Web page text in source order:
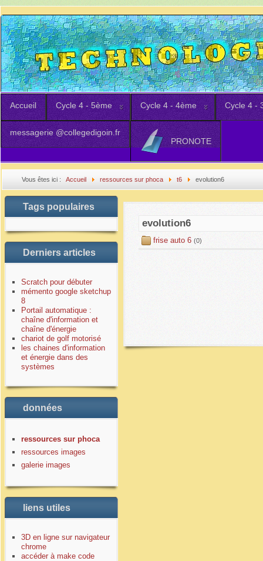
Accueil Cycle 4 - 5ème Cycle 4 - 4ème Cycle 4 -
messagerie @collegedigoin.fr
PRONOTE
Vous êtes ici : Accueil ressources sur phoca t6 evolution6
Tags populaires
Derniers articles
Scratch pour débuter
mémento google sketchup
8
Portail automatique :
chaîne d'information et
chaîne d'énergie
chariot de golf motorisé
les chaines d'information
et énergie dans des
systèmes
données
ressources sur phoca
ressources images
galerie images
liens utiles
3D en ligne sur navigateur
chrome
accéder à make code
evolution6
frise auto 6 (0)